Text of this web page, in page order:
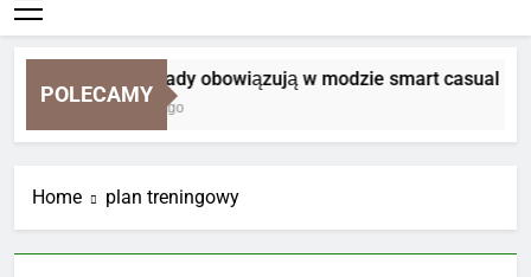
POLECAMY
Jakie zasady obowiązują w modzie smart casual
2 Tygodnie Ago
Home plan treningowy